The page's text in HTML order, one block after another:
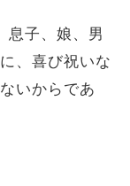
息子、娘、男
、喜び祝いな
いからであ